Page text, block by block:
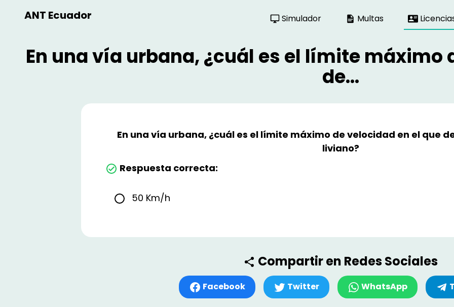
ANT Ecuador Simulador Multas
En una vía urbana, ¿cuál es el límite máximo
de...
En una vía urbana, ¿cuál es el límite máximo de velocidad en el que
liviano?
Respuesta correcta:
50 Km/h
Compartir en Redes Sociales
Facebook Twitter WhatsApp